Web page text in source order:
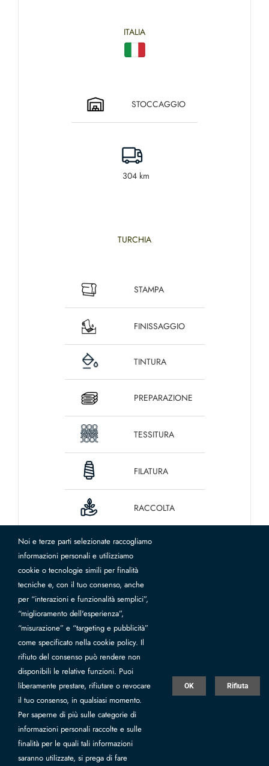
ITALIA
STOCCAGGIO
304 km
TURCHIA
STAMPA
FINISSAGGIO
TINTURA
PREPARAZIONE
TESSITURA
FILATURA
RACCOLTA
2692 km
Noi e terze parti selezionate raccogliamo
informazioni personali e utilizziamo
cookie o tecnologie simili per finalità
tecniche e, con il tuo consenso, anche
per “interazioni e funzionalità semplici”,
“miglioramento dell'esperienza”,
“misurazione” e “targeting e pubblicità”
come specificato nella cookie policy. Il
rifiuto del consenso può rendere non
disponibili le relative funzioni. Puoi
liberamente prestare, rifiutare o revocare
il tuo consenso, in qualsiasi momento.
Per saperne di più sulle categorie di
informazioni personali raccolte e sulle
finalità per le quali tali informazioni
saranno utilizzate, si prega di fare
OK Rifiuta